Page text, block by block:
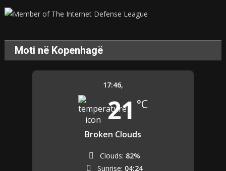
Moti në Kopenhagë
17:46,
21 °C
Broken Clouds
Clouds: 82%
Sunrise: 04:24